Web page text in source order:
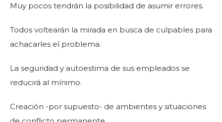
Muy pocos tendrán la posibilidad de asumir errores.
Todos voltearán la mirada en busca de culpables para
achacarles el problema.
La seguridad y autoestima de sus empleados se
reducirá al mínimo.
Creación -por supuesto- de ambientes y situaciones